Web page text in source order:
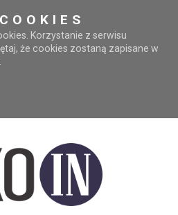
Korzystanie z serwisu
że cookies zostaną zapisane w